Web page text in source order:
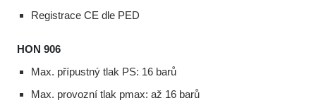
Registrace CE dle PED
HON 906
Max. přípustný tlak PS: 16 barů
Max. provozní tlak pmax: až 16 barů